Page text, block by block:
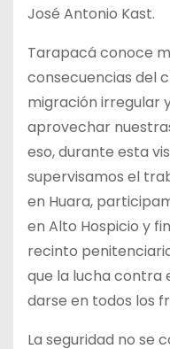
José Antonio Kast.
Tarapacá conoce
consecuencias del
migración irregular
aprovechar
eso, durante esta
supervisamos el
en Huara,
en Alto Hospicio y
recinto
que la lucha contra
darse en todos los
La seguridad no se